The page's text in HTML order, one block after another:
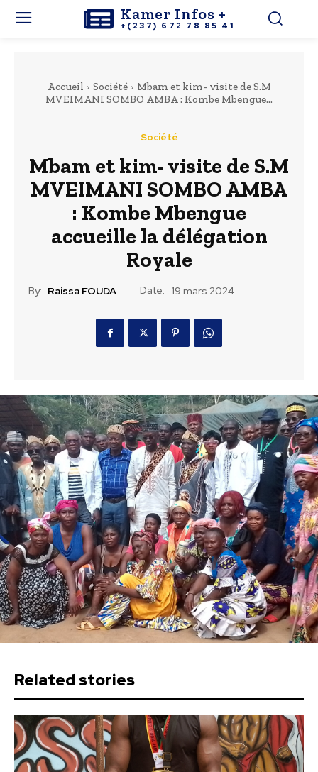
Kamer Infos +
+(237) 672 78 85 41
Accueil Société
Mbam et kim- visite de S.M
MVEIMANI SOMBO AMBA : Kombe Mbengue...
Société
Mbam et kim- visite de S.M
MVEIMANI SOMBO AMBA
: Kombe Mbengue
accueille la délégation
Royale
By: Raissa FOUDA Date: 19 mars 2024
Related stories